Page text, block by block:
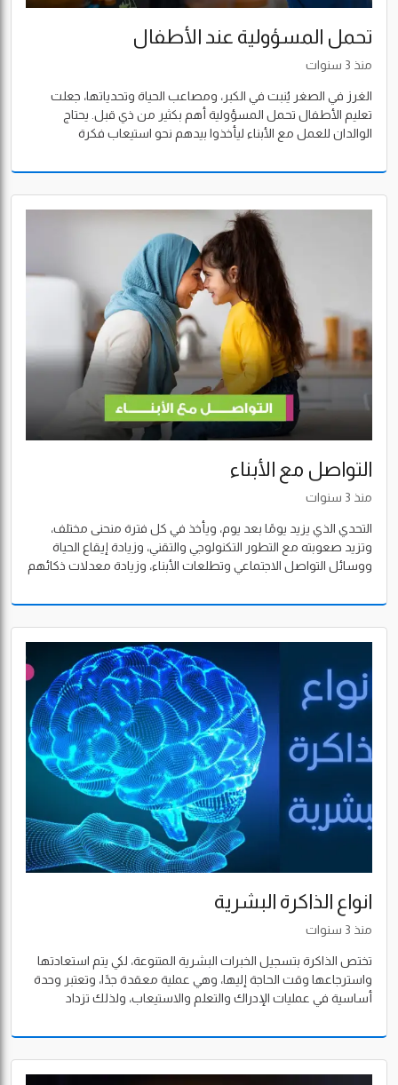
تحمل المسؤولية عند الأطفال
منذ 3 سنوات
الغرز في الصغر يُنبت في الكبر، ومصاعب الحياة وتحدياتها، جعلت
تعليم الأطفال تحمل المسؤولية أهم بكثير من ذي قبل. يحتاج
الوالدان للعمل مع الأبناء ليأخذوا بيدهم نحو استيعاب فكرة
التواصل مع الأبناء
منذ 3 سنوات
التحدي الذي يزيد يومًا بعد يوم، ويأخذ في كل فترة منحنى مختلف،
وتزيد صعوبته مع التطور التكنولوجي والتقني، وزيادة إيقاع الحياة
ووسائل التواصل الاجتماعي وتطلعات الأبناء، وزيادة معدلات ذكائهم
انواع الذاكرة البشرية
منذ 3 سنوات
تختص الذاكرة بتسجيل الخبرات البشرية المتنوعة، لكي يتم استعادتها
واسترجاعها وقت الحاجة إليها، وهي عملية معقدة جدًا، وتعتبر وحدة
أساسية في عمليات الإدراك والتعلم والاستيعاب، ولذلك تزداد
محوريًا في جميع وظائف السلوك الإنساني، والأكاديمي، والاجتماعي،